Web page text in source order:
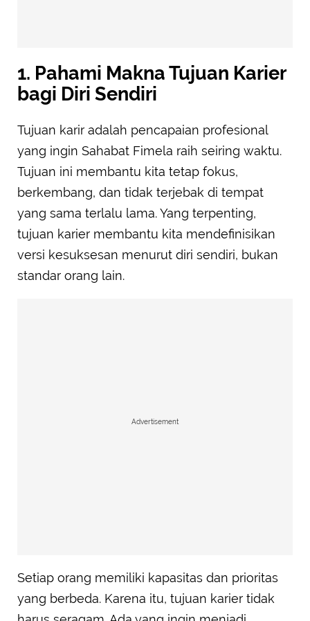
1. Pahami Makna Tujuan Karier
bagi Diri Sendiri
Tujuan karir adalah pencapaian profesional
yang ingin Sahabat Fimela raih seiring waktu.
Tujuan ini membantu kita tetap fokus,
berkembang, dan tidak terjebak di tempat
yang sama terlalu lama. Yang terpenting,
tujuan karier membantu kita mendefinisikan
versi kesuksesan menurut diri sendiri, bukan
standar orang lain.
Advertisement
Setiap orang memiliki kapasitas dan prioritas
yang berbeda. Karena itu, tujuan karier tidak